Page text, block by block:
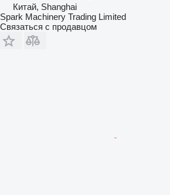
Китай, Shanghai
Spark Machinery Trading Limited
Связаться с продавцом